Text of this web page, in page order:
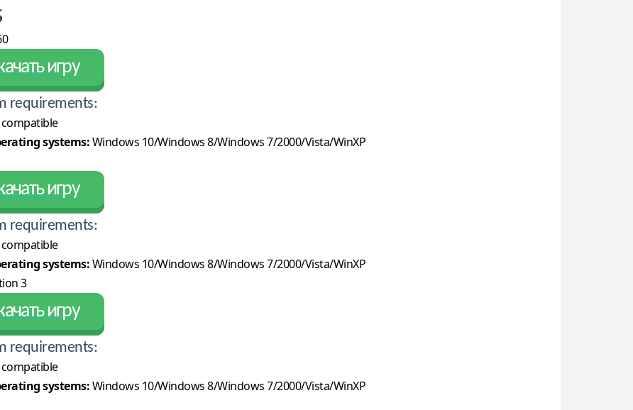
игру
requirements:
compatible
systems:Windows 10/Windows 8/Windows 7/2000/Vista/WinXP
игру
requirements:
compatible
systems:Windows 10/Windows 8/Windows 7/2000/Vista/WinXP
3
игру
requirements:
compatible
systems:Windows 10/Windows 8/Windows 7/2000/Vista/WinXP